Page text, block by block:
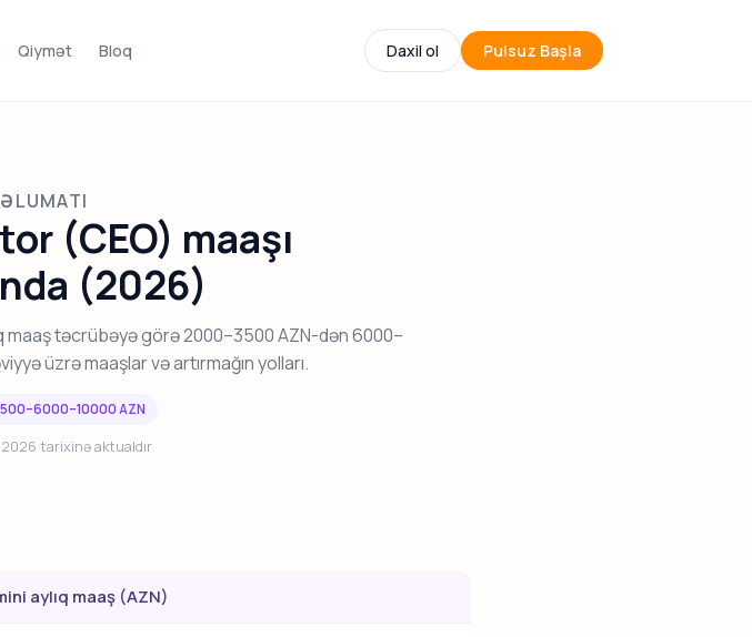
Qiymət Bloq Daxil ol Pulsuz Başla
(CEO) maaşı
(2026)
maaş təcrübəyə görə 2000–3500 AZN-dən 6000–
üzrə maaşlar və artırmağın yolları.
AZN
tarixinə aktualdır
aylıq maaş (AZN)